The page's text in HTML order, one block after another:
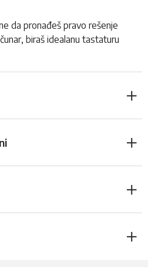
da pronađeš pravo rešenje
biraš idealanu tastaturu